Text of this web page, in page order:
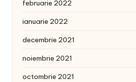
februarie 2022
ianuarie 2022
decembrie 2021
noiembrie 2021
octombrie 2021